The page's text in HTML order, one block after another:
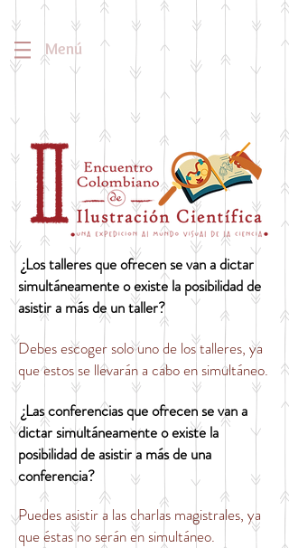
Menú
¿Los talleres que ofrecen se van a dictar
simultáneamente o existe la posibilidad de
asistir a más de un taller?
Debes escoger solo uno de los talleres, ya
que estos se llevarán a cabo en simultáneo.
¿Las conferencias que ofrecen se van a
dictar simultáneamente o existe la
posibilidad de asistir a más de una
conferencia?
Puedes asistir a las charlas magistrales, ya
que éstas no serán en simultáneo.